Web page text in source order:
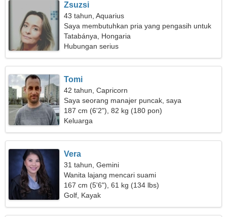
Zsuzsi
43 tahun, Aquarius
Saya membutuhkan pria yang pengasih untuk
bermain ski bersama
Tatabánya, Hongaria
Hubungan serius
Tomi
42 tahun, Capricorn
Saya seorang manajer puncak, saya
membutuhkan wanita yang luar biasa
187 cm (6'2"), 82 kg (180 pon)
Keluarga
Vera
31 tahun, Gemini
Wanita lajang mencari suami
167 cm (5'6"), 61 kg (134 lbs)
Golf, Kayak